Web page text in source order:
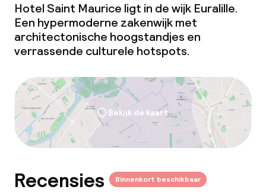
Hotel Saint Maurice ligt in de wijk Euralille.
Een hypermoderne zakenwijk met
architectonische hoogstandjes en
verrassende culturele hotspots.
Bekijk de kaart
Recensies Binnenkort beschikbaar